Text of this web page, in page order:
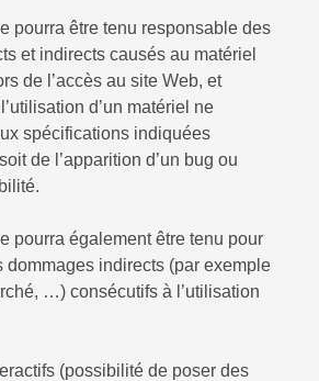
pourra être tenu responsable des
et indirects causés au matériel
de l’accès au site Web, et
d’un matériel ne
spécifications indiquées
de l’apparition d’un bug ou
pourra également être tenu pour
dommages indirects (par exemple
…) consécutifs à l’utilisation
(possibilité de poser des